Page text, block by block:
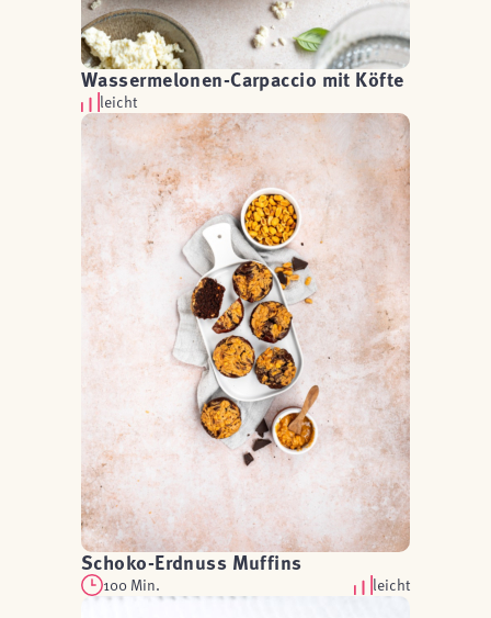
Wassermelonen-Carpaccio mit Köfte
leicht
Schoko-Erdnuss Muffins
100 Min. leicht